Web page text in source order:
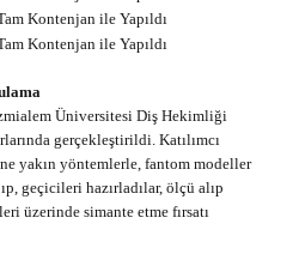
Üniversitesi Diş Hekimliği
gerçekleştirildi. Katılımcı
yakın yöntemlerle, fantom modeller
geçicileri hazırladılar, ölçü alıp
üzerinde simante etme fırsatı